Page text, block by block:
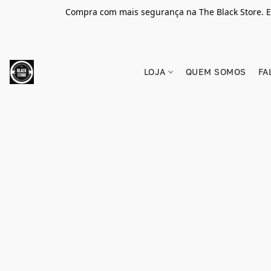
Compra com mais segurança na The Black
LOJA QUEM SOMOS